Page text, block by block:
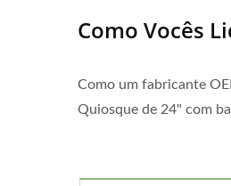
Como Vocês
Como um fabricante
Quiosque de 24" com